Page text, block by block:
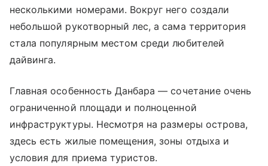
несколькими номерами. Вокруг него создали
небольшой рукотворный лес, а сама территория
стала популярным местом среди любителей
дайвинга.
Главная особенность Данбара — сочетание очень
ограниченной площади и полноценной
инфраструктуры. Несмотря на размеры острова,
здесь есть жилые помещения, зоны отдыха и
условия для приема туристов.